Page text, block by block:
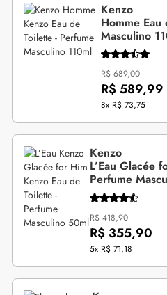
Kenzo
Homme
Masculino
R$ 689,00
R$ 589,99
8x R$ 73,75
Kenzo
L’Eau Glacée
Perfume
R$ 418,90
R$ 355,90
5x R$ 71,18